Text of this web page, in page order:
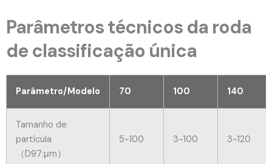
Parâmetros técnicos da roda
de classificação única
Parâmetro/Modelo 70 100 140
Tamanho de
partícula
（D97:μm）
5-100 3-100 3-120